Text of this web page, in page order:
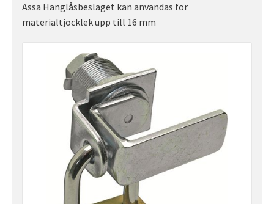
Assa Hänglåsbeslaget kan användas för
materialtjocklek upp till 16 mm